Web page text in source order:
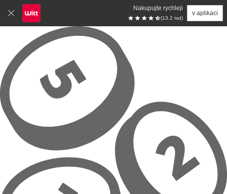
Nakupujte rychleji
(13.2 tsd)
v aplikaci
Přeskočit na hlavní obsah